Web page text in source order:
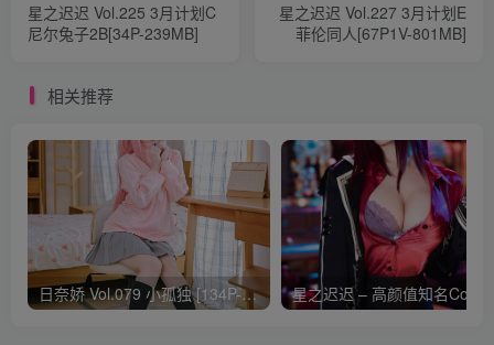
星之迟迟 Vol.225 3月计划C
尼尔兔子2B[34P-239MB]
星之迟迟 Vol.227 3月计划E
菲伦同人[67P1V-801MB]
相关推荐
日奈娇 Vol.079 小孤独 [134P-1.84GB]